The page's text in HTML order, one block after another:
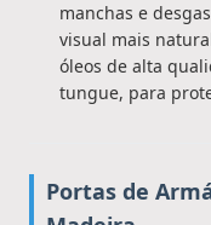
manchas e
visual mais
óleos de alta
tungue, para
Portas de